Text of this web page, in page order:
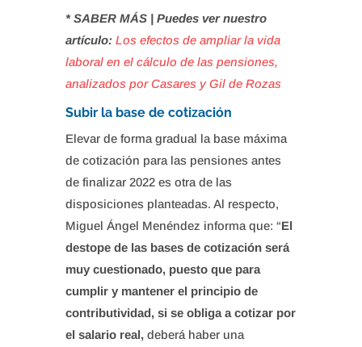
* SABER MÁS | Puedes ver nuestro
artículo: Los efectos de ampliar la vida
laboral en el cálculo de las pensiones,
analizados por Casares y Gil de Rozas
Subir la base de cotización
Elevar de forma gradual la base máxima
de cotización para las pensiones antes
de finalizar 2022 es otra de las
disposiciones planteadas. Al respecto,
Miguel Ángel Menéndez informa que: “El
destope de las bases de cotización será
muy cuestionado, puesto que para
cumplir y mantener el principio de
contributividad, si se obliga a cotizar por
el salario real,deberá haber una